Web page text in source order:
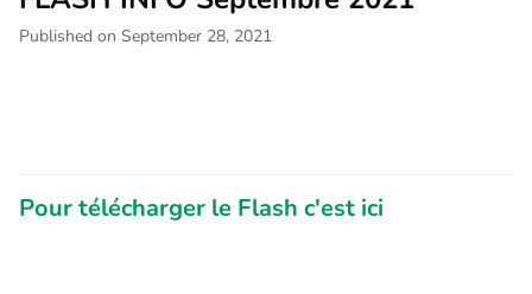
Published on September 28, 2021
Pour télécharger le Flash c'est ici